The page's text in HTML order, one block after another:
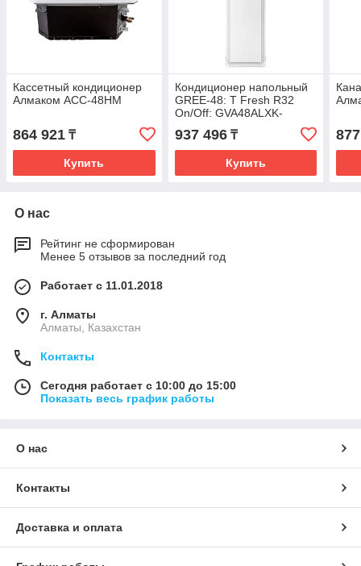
Кассетный кондиционер
Алмаком ACC-48HM
864 921 ₸
Купить
Кондиционер напольный
GREE-48: T Fresh R32
On/Off: GVA48ALXK-
M6NNC7A (без
соединительной
инсталляции)
937 496₸
Купить
О нас
Рейтинг не сформирован
Менее 5 отзывов за последний год
Работает с 11.01.2018
г. Алматы
Алматы, Казахстан
Контакты
Сегодня работает с 10:00 до 15:00
Показать весь график работы
О нас
Контакты
Доставка и оплата